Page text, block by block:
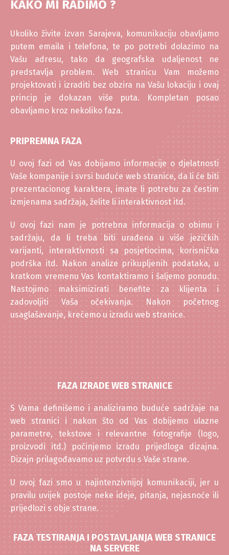
KAKO MI RADIMO ?
Ukoliko živite izvan Sarajeva, komunikaciju obavljamo
putem emaila i telefona, te po potrebi dolazimo na
Vašu adresu, tako da geografska udaljenost ne
predstavlja problem. Web stranicu Vam možemo
projektovati i izraditi bez obzira na Vašu lokaciju i ovaj
princip je dokazan više puta. Kompletan posao
obavljamo kroz nekoliko faza.
PRIPREMNA FAZA
U ovoj fazi od Vas dobijamo informacije o djelatnosti
Vaše kompanije i svrsi buduće web stranice, da li će biti
prezentacionog karaktera, imate li potrebu za čestim
izmjenama sadržaja, želite li interaktivnost itd.
U ovoj fazi nam je potrebna informacija o obimu i
sadržaju, da li treba biti urađena u više jezičkih
varijanti, interaktivnosti sa posjetiocima, korisnička
podrška itd. Nakon analize prikupljenih podataka, u
kratkom vremenu Vas kontaktiramo i šaljemo ponudu.
Nastojimo maksimizirati benefite za klijenta i
zadovoljiti Vaša očekivanja. Nakon početnog
usaglašavanje, krećemo u izradu web stranice.
FAZA IZRADE WEB STRANICE
S Vama definišemo i analiziramo buduće sadržaje na
web stranici i nakon što od Vas dobijemo ulazne
parametre, tekstove i relevantne fotografije (logo,
proizvodi itd.) počinjemo izradu prijedloga dizajna.
Dizajn prilagođavamo uz potvrdu s Vaše strane.
U ovoj fazi smo u najintenzivnijoj komunikaciji, jer u
pravilu uvijek postoje neke ideje, pitanja, nejasnoće ili
prijedlozi s obje strane.
FAZA TESTIRANJA I POSTAVLJANJA WEB STRANICE
NA SERVERE